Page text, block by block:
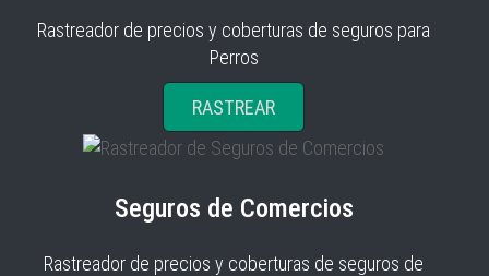
Rastreador de precios y coberturas de seguros para
Perros
RASTREAR
Seguros de Comercios
Rastreador de precios y coberturas de seguros de